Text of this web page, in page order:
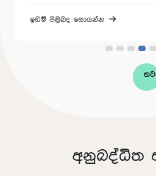
ඉඩම් පිළිබද සොයන්න
අනුබද්ධිත